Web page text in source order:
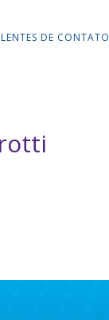
LENTES DE CONTATO